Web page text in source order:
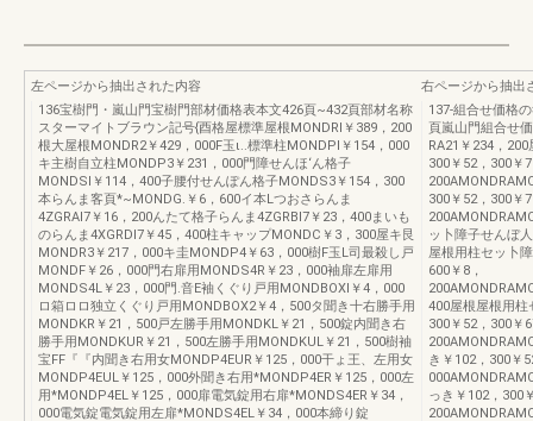
左ページから抽出された内容
136宝樹門・嵐山門宝樹門部材価格表本文426頁~432頁部材名称
スターマイトブラウン記号{酉格屋標準屋根MONDRI￥389，200
根大屋根MONDR2￥429，000F玉ι..標準柱MONDPI￥154，000
キ主樹自立柱MONDP3￥231，000門障せんほ‘ん格子
MONDSI￥114，400子腰付せんぽん格子MONDS3￥154，300
本らんま客頁*~MONDG.￥6，600イ本Lつおさらんま
4ZGRAI7￥16，200んたて格子らんま4ZGRBI7￥23，400まいも
のらんま4XGRDI7￥45，400柱キャップMONDC￥3，300屋キ艮
MONDR3￥217，000キ圭MONDP4￥63，000樹F玉L司最殺し戸
MONDF￥26，000門右扉用MONDS4R￥23，000袖扉左扉用
MONDS4L￥23，000門.音E袖くぐり戸用MONDBOXI￥4，000
ロ箱ロロ独立くぐり戸用MONDBOX2￥4，500タ聞き十右勝手用
MONDKR￥21，500戸左勝手用MONDKL￥21，500錠内聞き右
勝手用MONDKUR￥21，500左勝手用MONDKUL￥21，500樹袖
宝FF『『内聞き右用女MONDP4EUR￥125，000干ょ王、左用女
MONDP4EUL￥125，000外聞き右用*MONDP4ER￥125，000左
用*MONDP4EL￥125，000扉電気錠用右扉*MONDS4ER￥34，
000電気錠電気錠用左扉*MONDS4EL￥34，000本締り錠
右ページから抽出
137-組合せ価格
頁嵐山門組合せ
RA21￥234，
300￥52，300￥
300￥52，300￥
ッ卜障子せんぼ
屋根用柱セッ卜
600￥8，
400屋根屋根用柱
300￥52，300￥
き￥102，300￥
っき￥102，300